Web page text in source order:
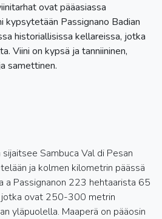
ovat pääasiassa
kypsytetään Passignano Badian
historiallisissa kellareissa, jotka
Viini on kypsä ja tanniininen,
samettinen.
Sambuca Val di Pesan
ja kolmen kilometrin päässä
a Passignanon 223 hehtaarista 65
jotka ovat 250-300 metrin
yläpuolella. Maaperä on pääosin